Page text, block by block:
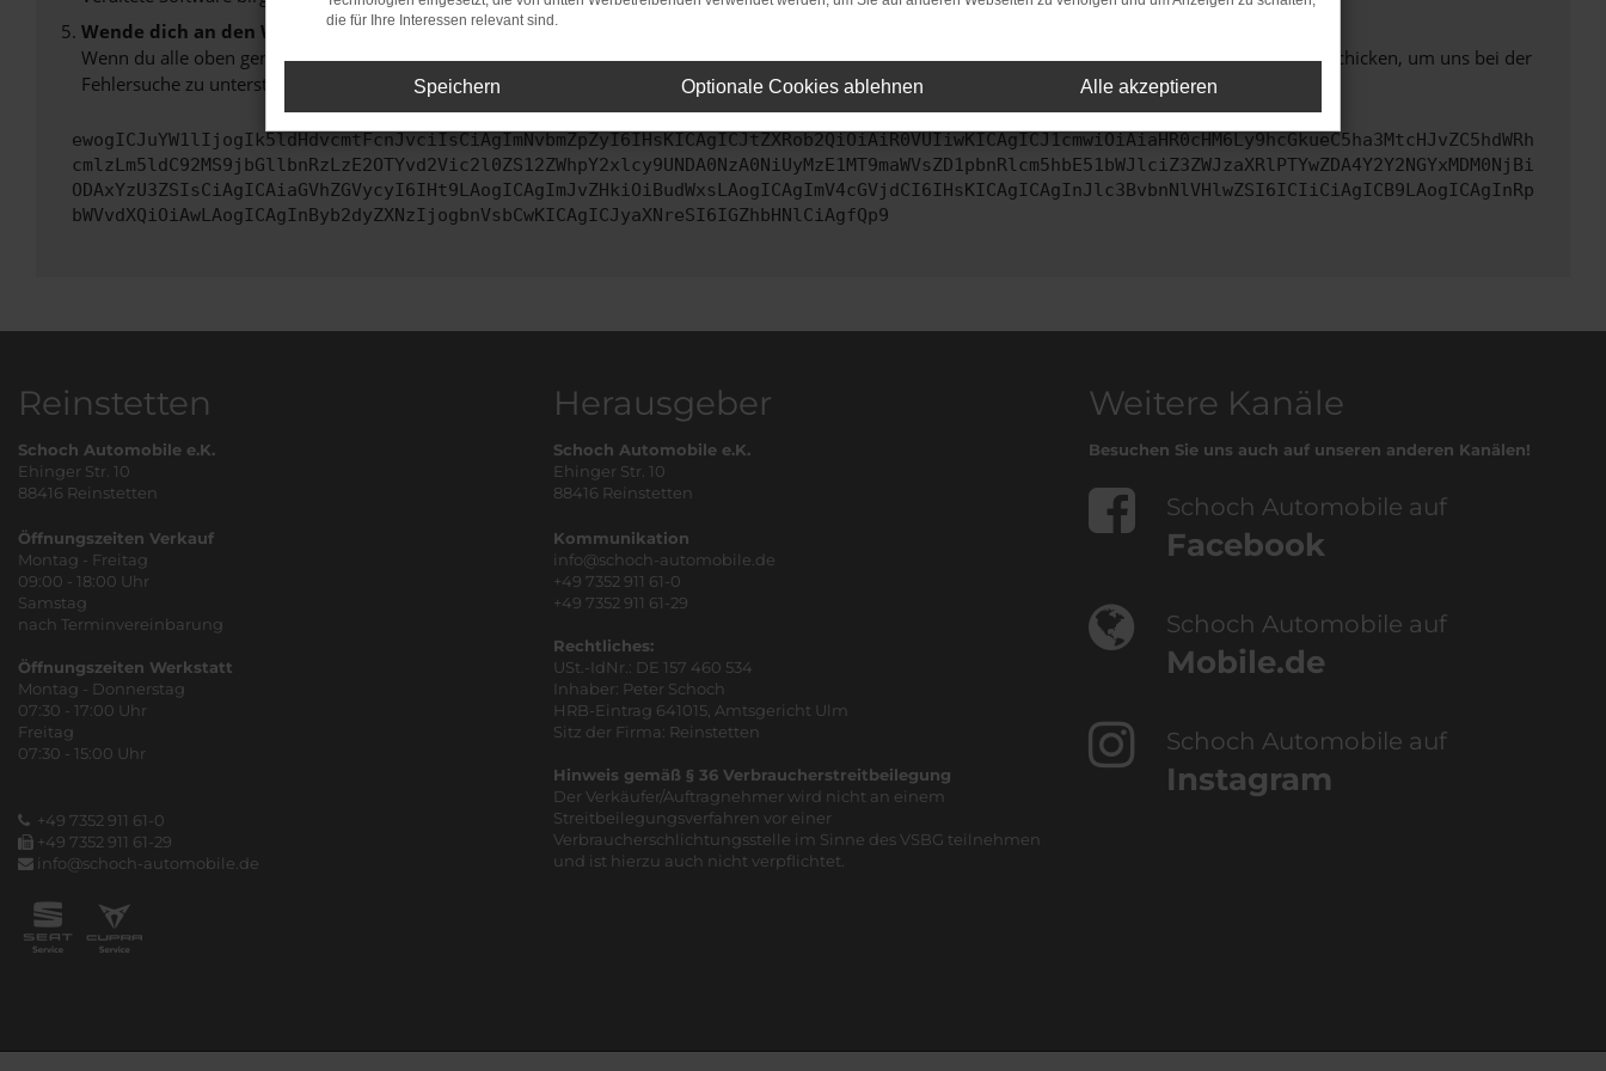
Wende dich an den Webseitenbetreiber.
Wenn du alle oben genannten Schritte versucht hast, kontaktiere uns bitte. Wir werden versuchen, das Problem zu beheben. Du kannst uns diesen Text schicken, um uns bei der
Fehlersuche zu unterstützen:
ewogICJuYW1lIjogIk5ldHdvcmtFcnJvciIsCiAgImNvbmZpZyI6IHsKICAgICJtZXRob2QiOiAiR0VUIiwKICAgICJ1cmwiOiAiaHR0cHM6Ly9hcGkueC5ha3MtcHJvZC5hdWRh
cmlzLm5ldC92MS9jbGllbnRzLzE2OTYvd2Vic2l0ZS12ZWhpY2xlcy9UNDA0NzA0NiUyMzE1MT9maWVsZD1pbnRlcm5hbE51bWJlciZ3ZWJzaXRlPTYwZDA4Y2Y2NGYxMDM0NjBi
ODAxYzU3ZSIsCiAgICAiaGVhZGVycyI6IHt9LAogICAgImJvZHkiOiBudWxsLAogICAgImV4cGVjdCI6IHsKICAgICAgInJlc3BvbnNlVHlwZSI6ICIiCiAgICB9LAogICAgInRp
bWVvdXQiOiAwLAogICAgInByb2dyZXNzIjogbnVsbCwKICAgICJyaXNreSI6IGZhbHNlCiAgfQp9
Reinstetten
Schoch Automobile e.K.
Ehinger Str. 10
88416 Reinstetten
Öffnungszeiten Verkauf
Montag - Freitag
09:00 - 18:00 Uhr
Samstag
nach Terminvereinbarung
Öffnungszeiten Werkstatt
Montag - Donnerstag
07:30 - 17:00 Uhr
Freitag
07:30 - 15:00 Uhr
+49 7352 911 61-0
+49 7352 911 61-29
info@schoch-automobile.de
Herausgeber
Schoch Automobile e.K.
Ehinger Str. 10
88416 Reinstetten
Kommunikation
info@schoch-automobile.de
+49 7352 911 61-0
+49 7352 911 61-29
Rechtliches:
USt.-IdNr.: DE 157 460 534
Inhaber: Peter Schoch
HRB-Eintrag 641015, Amtsgericht Ulm
Sitz der Firma: Reinstetten
Hinweis gemäß § 36 Verbraucherstreitbeilegung
Der Verkäufer/Auftragnehmer wird nicht an einem
Streitbeilegungsverfahren vor einer
Verbraucherschlichtungsstelle im Sinne des VSBG teilnehmen
und ist hierzu auch nicht verpflichtet.
Weitere Kanäle
Besuchen Sie uns auch auf unseren anderen Kanälen!
Schoch Automobile auf
Facebook
Schoch Automobile auf
Mobile.de
Schoch Automobile auf
Instagram
die für Ihre Interessen relevant sind.
Speichern Optionale Cookies ablehnen Alle akzeptieren